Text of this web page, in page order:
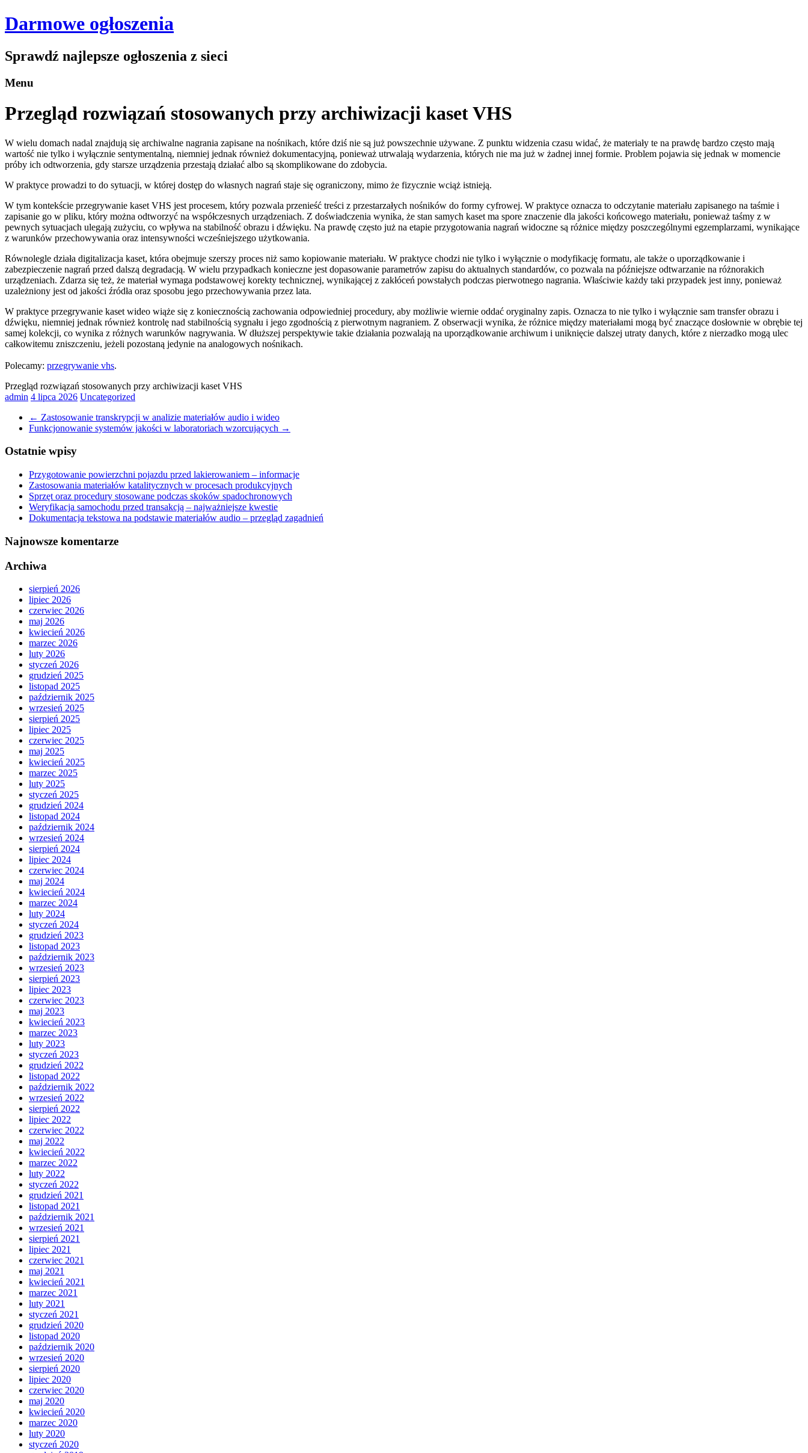
Darmowe ogłoszenia
Sprawdź najlepsze ogłoszenia z sieci
Menu
Przegląd rozwiązań stosowanych przy archiwizacji kaset VHS
W wielu domach nadal znajdują się archiwalne nagrania zapisane na nośnikach, które dziś nie są już powszechnie używane. Z punktu widzenia czasu widać, że materiały te na prawdę bardzo często mają
wartość nie tylko i wyłącznie sentymentalną, niemniej jednak również dokumentacyjną, ponieważ utrwalają wydarzenia, których nie ma już w żadnej innej formie. Problem pojawia się jednak w momencie
próby ich odtworzenia, gdy starsze urządzenia przestają działać albo są skomplikowane do zdobycia.
W praktyce prowadzi to do sytuacji, w której dostęp do własnych nagrań staje się ograniczony, mimo że fizycznie wciąż istnieją.
W tym kontekście przegrywanie kaset VHS jest procesem, który pozwala przenieść treści z przestarzałych nośników do formy cyfrowej. W praktyce oznacza to odczytanie materiału zapisanego na taśmie i
zapisanie go w pliku, który można odtworzyć na współczesnych urządzeniach. Z doświadczenia wynika, że stan samych kaset ma spore znaczenie dla jakości końcowego materiału, ponieważ taśmy z w
pewnych sytuacjach ulegają zużyciu, co wpływa na stabilność obrazu i dźwięku. Na prawdę często już na etapie przygotowania nagrań widoczne są różnice między poszczególnymi egzemplarzami, wynikające
z warunków przechowywania oraz intensywności wcześniejszego użytkowania.
Równolegle działa digitalizacja kaset, która obejmuje szerszy proces niż samo kopiowanie materiału. W praktyce chodzi nie tylko i wyłącznie o modyfikację formatu, ale także o uporządkowanie i
zabezpieczenie nagrań przed dalszą degradacją. W wielu przypadkach konieczne jest dopasowanie parametrów zapisu do aktualnych standardów, co pozwala na późniejsze odtwarzanie na różnorakich
urządzeniach. Zdarza się też, że materiał wymaga podstawowej korekty technicznej, wynikającej z zakłóceń powstałych podczas pierwotnego nagrania. Właściwie każdy taki przypadek jest inny, ponieważ
uzależniony jest od jakości źródła oraz sposobu jego przechowywania przez lata.
W praktyce przegrywanie kaset wideo wiąże się z koniecznością zachowania odpowiedniej procedury, aby możliwie wiernie oddać oryginalny zapis. Oznacza to nie tylko i wyłącznie sam transfer obrazu i
dźwięku, niemniej jednak również kontrolę nad stabilnością sygnału i jego zgodnością z pierwotnym nagraniem. Z obserwacji wynika, że różnice między materiałami mogą być znaczące dosłownie w obrębie tej
samej kolekcji, co wynika z różnych warunków nagrywania. W dłuższej perspektywie takie działania pozwalają na uporządkowanie archiwum i uniknięcie dalszej utraty danych, które z nierzadko mogą ulec
całkowitemu zniszczeniu, jeżeli pozostaną jedynie na analogowych nośnikach.
Polecamy: przegrywanie vhs.
Przegląd rozwiązań stosowanych przy archiwizacji kaset VHS
admin 4 lipca 2026 Uncategorized
← Zastosowanie transkrypcji w analizie materiałów audio i wideo
Funkcjonowanie systemów jakości w laboratoriach wzorcujących →
Ostatnie wpisy
Przygotowanie powierzchni pojazdu przed lakierowaniem – informacje
Zastosowania materiałów katalitycznych w procesach produkcyjnych
Sprzęt oraz procedury stosowane podczas skoków spadochronowych
Weryfikacja samochodu przed transakcją – najważniejsze kwestie
Dokumentacja tekstowa na podstawie materiałów audio – przegląd zagadnień
Najnowsze komentarze
Archiwa
sierpień 2026
lipiec 2026
czerwiec 2026
maj 2026
kwiecień 2026
marzec 2026
luty 2026
styczeń 2026
grudzień 2025
listopad 2025
październik 2025
wrzesień 2025
sierpień 2025
lipiec 2025
czerwiec 2025
maj 2025
kwiecień 2025
marzec 2025
luty 2025
styczeń 2025
grudzień 2024
listopad 2024
październik 2024
wrzesień 2024
sierpień 2024
lipiec 2024
czerwiec 2024
maj 2024
kwiecień 2024
marzec 2024
luty 2024
styczeń 2024
grudzień 2023
listopad 2023
październik 2023
wrzesień 2023
sierpień 2023
lipiec 2023
czerwiec 2023
maj 2023
kwiecień 2023
marzec 2023
luty 2023
styczeń 2023
grudzień 2022
listopad 2022
październik 2022
wrzesień 2022
sierpień 2022
lipiec 2022
czerwiec 2022
maj 2022
kwiecień 2022
marzec 2022
luty 2022
styczeń 2022
grudzień 2021
listopad 2021
październik 2021
wrzesień 2021
sierpień 2021
lipiec 2021
czerwiec 2021
maj 2021
kwiecień 2021
marzec 2021
luty 2021
styczeń 2021
grudzień 2020
listopad 2020
październik 2020
wrzesień 2020
sierpień 2020
lipiec 2020
czerwiec 2020
maj 2020
kwiecień 2020
marzec 2020
luty 2020
styczeń 2020